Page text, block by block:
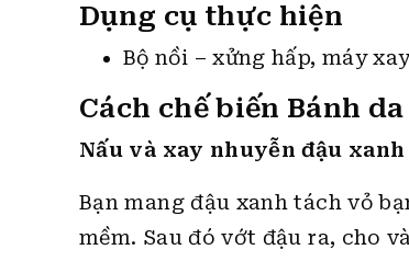
Dụng cụ thực hiện
Bộ nồi – xửng hấp, máy
Cách chế biến Bánh
Nấu và xay nhuyễn đậu xanh
Bạn mang đậu xanh tách vỏ
mềm. Sau đó vớt đậu ra, cho